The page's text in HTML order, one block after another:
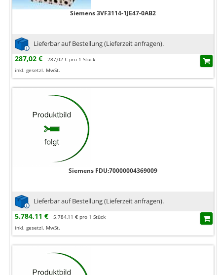
Siemens 3VF3114-1JE47-0AB2
Lieferbar auf Bestellung (Lieferzeit anfragen).
287,02 €
287,02 € pro 1 Stück
inkl. gesetzl. MwSt.
Siemens FDU:70000004369009
Lieferbar auf Bestellung (Lieferzeit anfragen).
5.784,11 €
5.784,11 € pro 1 Stück
inkl. gesetzl. MwSt.